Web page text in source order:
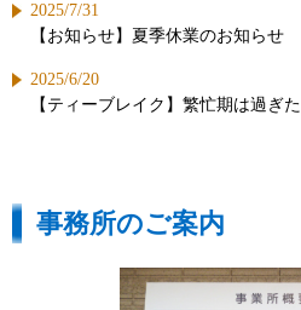
2025/7/31
【お知らせ】夏季休業のお知らせ
2025/6/20
【ティーブレイク】繁忙期は過ぎ
事務所のご案内